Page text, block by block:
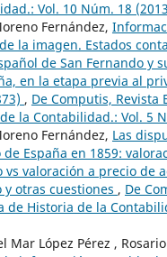
Vol. 10 Núm. 18
Fernández,
la imagen. Estados
de San Fernando y
en la etapa previa al
, De Computis, Revista
la Contabilidad.: Vol. 5
Fernández, Las
de España en 1859:
vs valoración a precio de
y otras cuestiones , De
de Historia de la
Mar López Pérez ,